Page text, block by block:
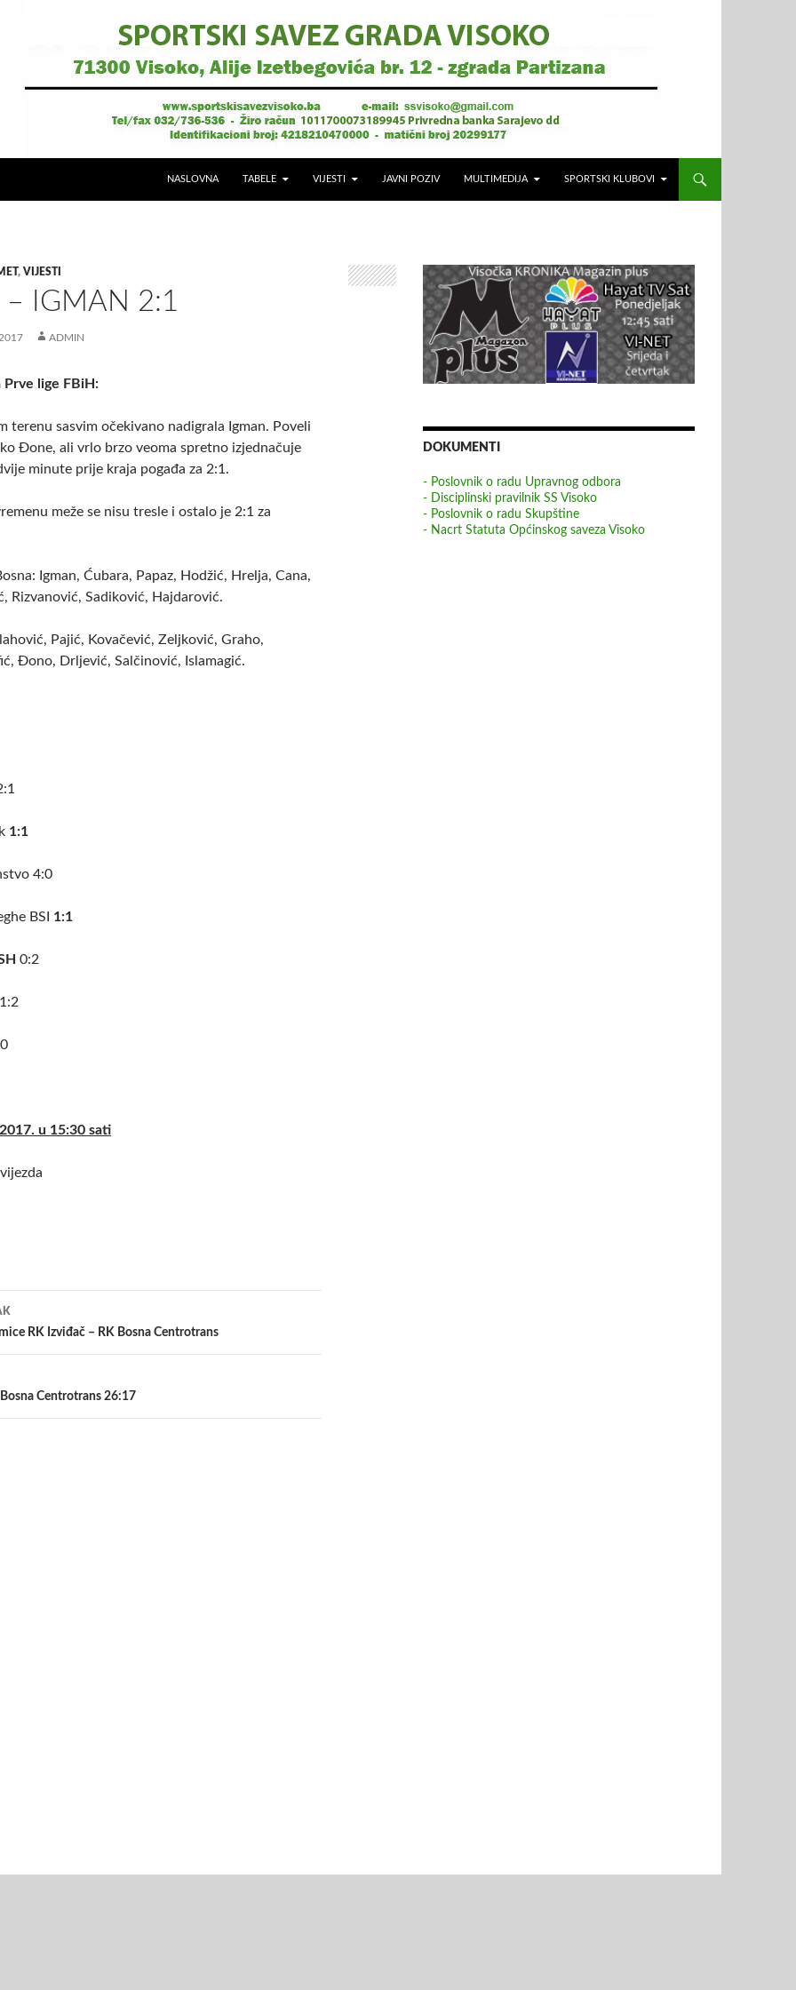
NASLOVNA TABELE VIJESTI JAVNI POZIV MULTIMEDIJA SPORTSKI KLUBOVI
, VIJESTI
– IGMAN 2:1
ADMIN
Prve lige FBiH:
terenu sasvim očekivano nadigrala Igman. Poveli
Đone, ali vrlo brzo veoma spretno izjednačuje
minute prije kraja pogađa za 2:1.
meže se nisu tresle i ostalo je 2:1 za
Igman, Ćubara, Papaz, Hodžić, Hrelja, Cana,
Rizvanović, Sadiković, Hajdarović.
Pajić, Kovačević, Zeljković, Graho,
Đono, Drljević, Salčinović, Islamagić.
1:1
4:0
BSI 1:1
0:2
1:2
u 15:30 sati
RK Izviđač – RK Bosna Centrotrans
Centrotrans 26:17
DOKUMENTI
- Poslovnik o radu Upravnog odbora
- Disciplinski pravilnik SS Visoko
- Poslovnik o radu Skupštine
- Nacrt Statuta Općinskog saveza Visoko